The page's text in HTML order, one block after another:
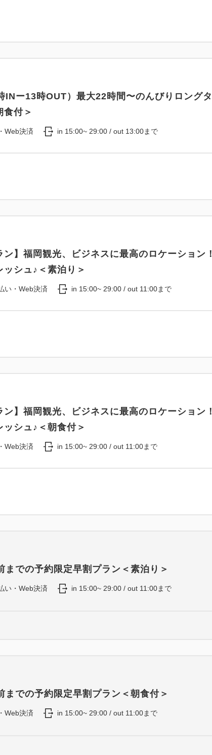
INー13時OUT）最大22時間〜のんびりロングタ
食付＞
Web決済 in 15:00~ 29:00 / out 13:00まで
ン】福岡観光、ビジネスに最高のロケーション！
シュ♪＜素泊り＞
い・Web決済 in 15:00~ 29:00 / out 11:00まで
ン】福岡観光、ビジネスに最高のロケーション！
シュ♪＜朝食付＞
Web決済 in 15:00~ 29:00 / out 11:00まで
までの予約限定早割プラン＜素泊り＞
い・Web決済 in 15:00~ 29:00 / out 11:00まで
までの予約限定早割プラン＜朝食付＞
Web決済 in 15:00~ 29:00 / out 11:00まで